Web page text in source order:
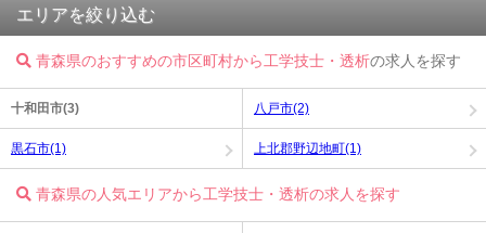
エリアを絞り込む
青森県のおすすめの市区町村から工学技士・透析の求人を探す
十和田市(3) 八戸市(2)
黒石市(1) 上北郡野辺地町(1)
青森県の人気エリアから工学技士・透析の求人を探す